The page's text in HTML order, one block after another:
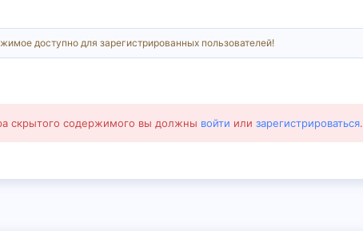
доступно для зарегистрированных пользователей!
скрытого содержимого вы должны войти или зарегистрироваться.